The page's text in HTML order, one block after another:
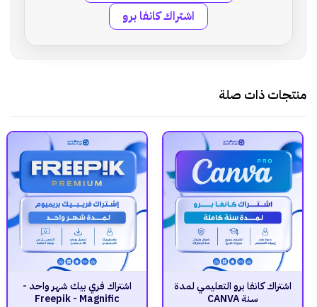
اشتراك كانفا برو
منتجات ذات صلة
اشتراك كانفا برو التعليمي لمدة
سنة CANVA
اشتراك فري بيك شهر واحد -
Freepik - Magnific